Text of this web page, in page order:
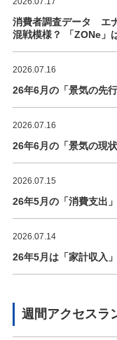
消費者調査データ エ
混戦模様？ 「ZONe」
2026.07.16
26年6月の「景気の先
2026.07.16
26年6月の「景気の現
2026.07.15
26年5月の「消費支出
2026.07.14
26年5月は「家計収入
週間アクセスラ